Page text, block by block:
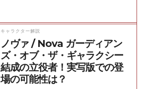
キャラクター解説
ノヴァ / Nova ガーディアン
ズ・オブ・ザ・ギャラクシー
結成の立役者！実写版での登
場の可能性は？